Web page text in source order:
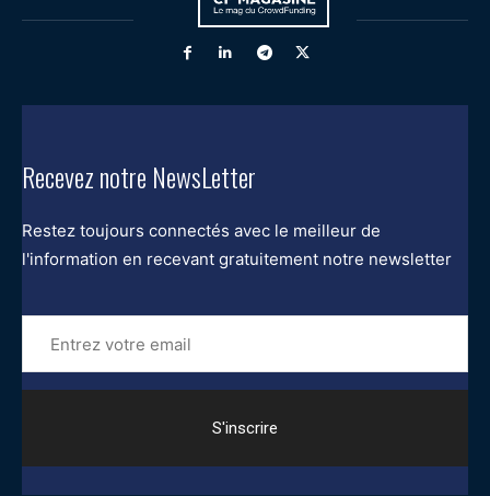
Recevez notre NewsLetter
Restez toujours connectés avec le meilleur de
l'information en recevant gratuitement notre newsletter
Entrez
votre
email